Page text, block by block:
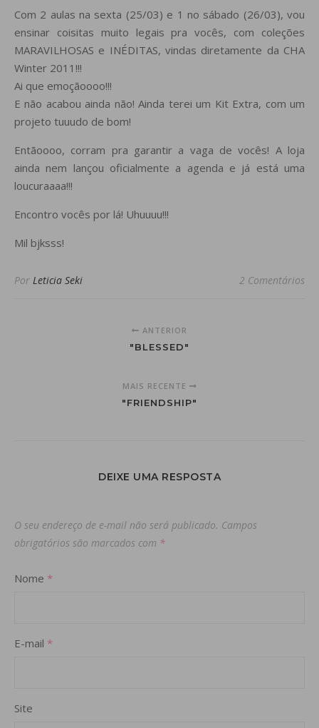
Com 2 aulas na sexta (25/03) e 1 no sábado (26/03), vou
ensinar coisitas muito legais pra vocês, com coleções
MARAVILHOSAS e INÉDITAS, vindas diretamente da CHA
Winter 2011!!!
Ai que emoçãoooo!!!
E não acabou ainda não! Ainda terei um Kit Extra, com um
projeto tuuudo de bom!
Entãoooo, corram pra garantir a vaga de vocês! A loja
ainda nem lançou oficialmente a agenda e já está uma
loucuraaaa!!!
Encontro vocês por lá! Uhuuuu!!!
Mil bjksss!
Por Leticia Seki 2 Comentários
ANTERIOR
"BLESSED"
MAIS RECENTE
"FRIENDSHIP"
DEIXE UMA RESPOSTA
O seu endereço de e-mail não será publicado. Campos
obrigatórios são marcados com *
Nome *
E-mail *
Site